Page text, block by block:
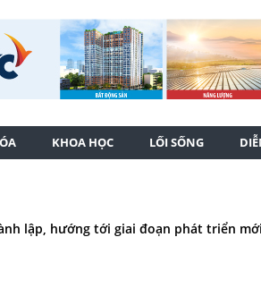
KHOA HỌC LỐI SỐNG
lập, hướng tới giai đoạn phát triển